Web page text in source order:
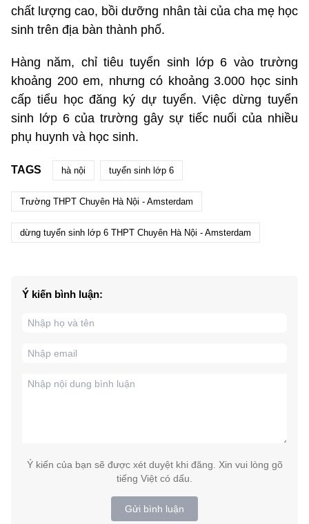
chất lượng cao, bồi dưỡng nhân tài của cha mẹ học
sinh trên địa bàn thành phố.
Hàng năm, chỉ tiêu tuyển sinh lớp 6 vào trường
khoảng 200 em, nhưng có khoảng 3.000 học sinh
cấp tiểu học đăng ký dự tuyển. Việc dừng tuyển
sinh lớp 6 của trường gây sự tiếc nuối của nhiều
phụ huynh và học sinh.
TAGS hà nội tuyển sinh lớp 6
Trường THPT Chuyên Hà Nội - Amsterdam
dừng tuyển sinh lớp 6 THPT Chuyên Hà Nội - Amsterdam
Ý kiến bình luận:
Ý kiến của bạn sẽ được xét duyệt khi đăng. Xin vui lòng gõ
tiếng Việt có dấu.
Gửi bình luận